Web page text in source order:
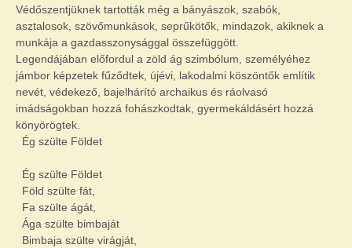
Védőszentjüknek tartották még a bányászok, szabók,
asztalosok, szövőmunkások, seprűkötők, mindazok, akiknek a
munkája a gazdasszonysággal összefüggött.
Legendájában előfordul a zöld ág szimbólum, személyéhez
jámbor képzetek fűződtek, újévi, lakodalmi köszöntők említik
nevét, védekező, bajelhárító archaikus és ráolvasó
imádságokban hozzá fohászkodtak, gyermekáldásért hozzá
könyörögtek.
Ég szülte Földet
Ég szülte Földet
Föld szülte fát,
Fa szülte ágát,
Ága szülte bimbaját
Bimbaja szülte virágját,